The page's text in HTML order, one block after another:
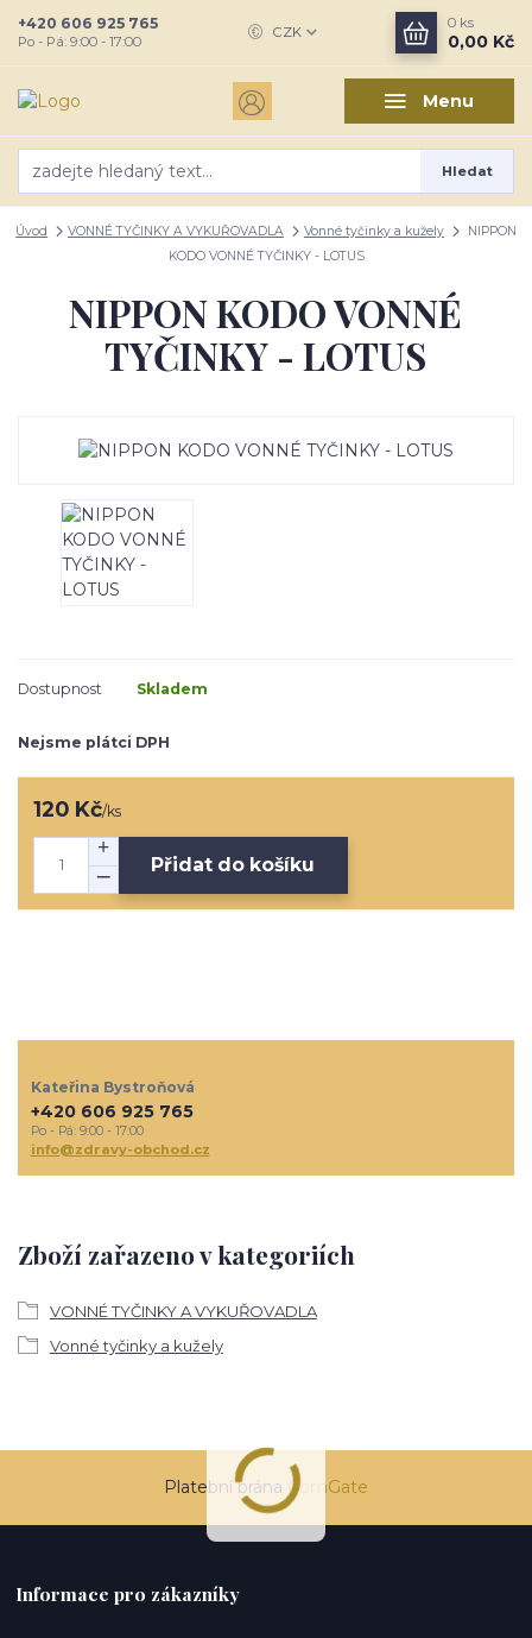
Menu
CZK
Hledat
+420 606 925 765
Po - Pá: 9:00 - 17:00
0 ks
0,00 Kč
Úvod VONNÉ TYČINKY A VYKUŘOVADLA Vonné tyčinky a kužely
NIPPON
KODO VONNÉ TYČINKY - LOTUS
NIPPON KODO VONNÉ
TYČINKY - LOTUS
Dostupnost Skladem
Nejsme plátci DPH
120 Kč/ks
Přidat do košíku
Zboží zařazeno v kategoriích
VONNÉ TYČINKY A VYKUŘOVADLA
Vonné tyčinky a kužely
Kateřina Bystroňová
+420 606 925 765
Po - Pá: 9:00 - 17:00
info@zdravy-obchod.cz
Platební brána ComGate
Informace pro zákazníky